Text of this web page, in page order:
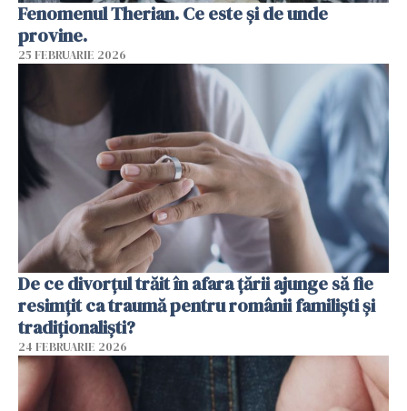
Fenomenul Therian. Ce este și de unde
provine.
25 FEBRUARIE 2026
De ce divorțul trăit în afara țării ajunge să fie
resimțit ca traumă pentru românii familiști și
tradiționaliști?
24 FEBRUARIE 2026